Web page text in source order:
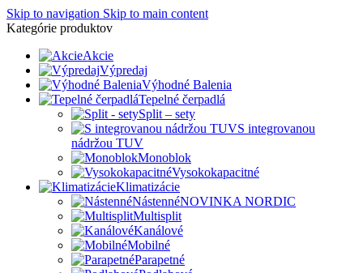
Skip to navigation Skip to main content
Kategórie produktov
Akcie
Výpredaj
Výhodné Balenia
Tepelné čerpadlá
Split – sety
S integrovanou
nádržou TUV
Monoblok
Vysokokapacitné
Klimatizácie
NástennéNOVINKA NORDIC
Multisplit
Kanálové
Mobilné
Parapetné